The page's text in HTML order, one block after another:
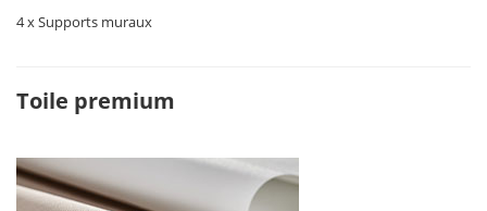
4 x Supports muraux
Toile premium